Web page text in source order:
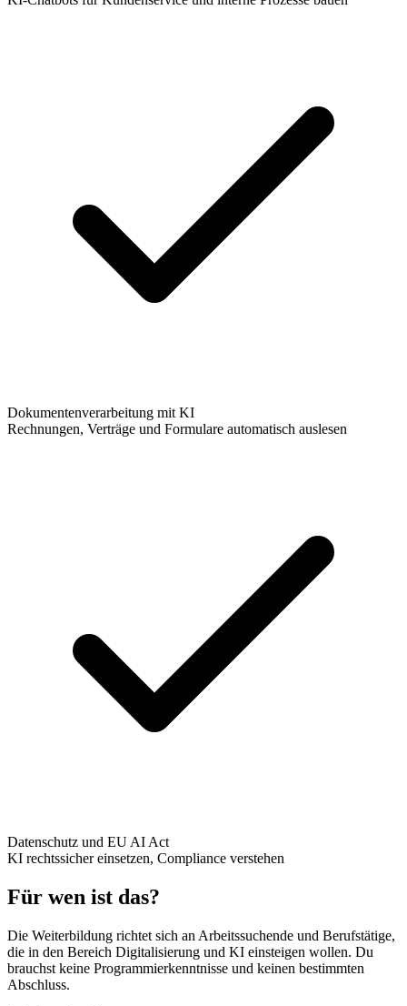
Dokumentenverarbeitung mit KI
Rechnungen, Verträge und Formulare automatisch auslesen
Datenschutz und EU AI Act
KI rechtssicher einsetzen, Compliance verstehen
Für wen ist das?
Die Weiterbildung richtet sich an Arbeitssuchende und Berufstätige,
die in den Bereich Digitalisierung und KI einsteigen wollen. Du
brauchst keine Programmierkenntnisse und keinen bestimmten
Abschluss.